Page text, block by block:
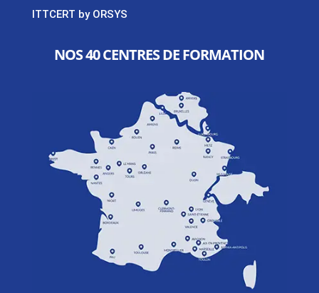
ITTCERT by ORSYS
NOS 40 CENTRES DE FORMATION